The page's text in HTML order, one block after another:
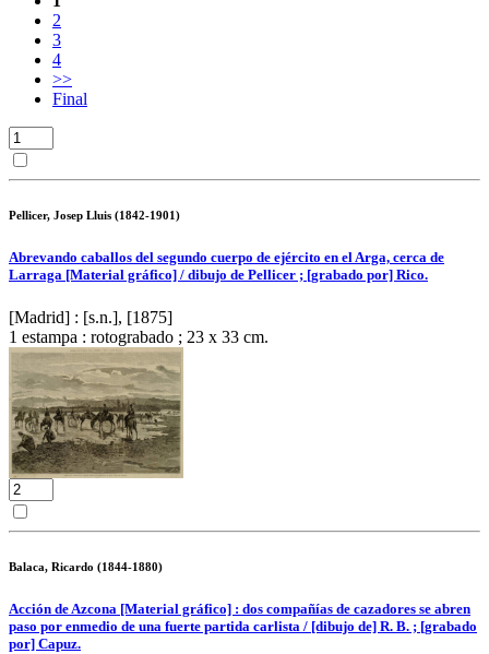
2
3
4
>>
Final
Pellicer, Josep Lluis (1842-1901)
Abrevando caballos del segundo cuerpo de ejército en el Arga, cerca de
Larraga [Material gráfico] / dibujo de Pellicer ; [grabado por] Rico.
[Madrid] : [s.n.], [1875]
1 estampa : rotograbado ; 23 x 33 cm.
Balaca, Ricardo (1844-1880)
Acción de Azcona [Material gráfico] : dos compañías de cazadores se abren
paso por enmedio de una fuerte partida carlista / [dibujo de] R. B. ; [grabado
por] Capuz.